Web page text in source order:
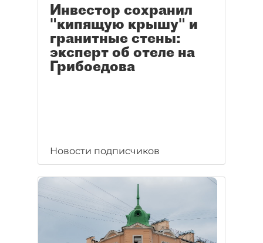
Инвестор сохранил
"кипящую крышу" и
гранитные стены:
эксперт об отеле на
Грибоедова
Новости подписчиков